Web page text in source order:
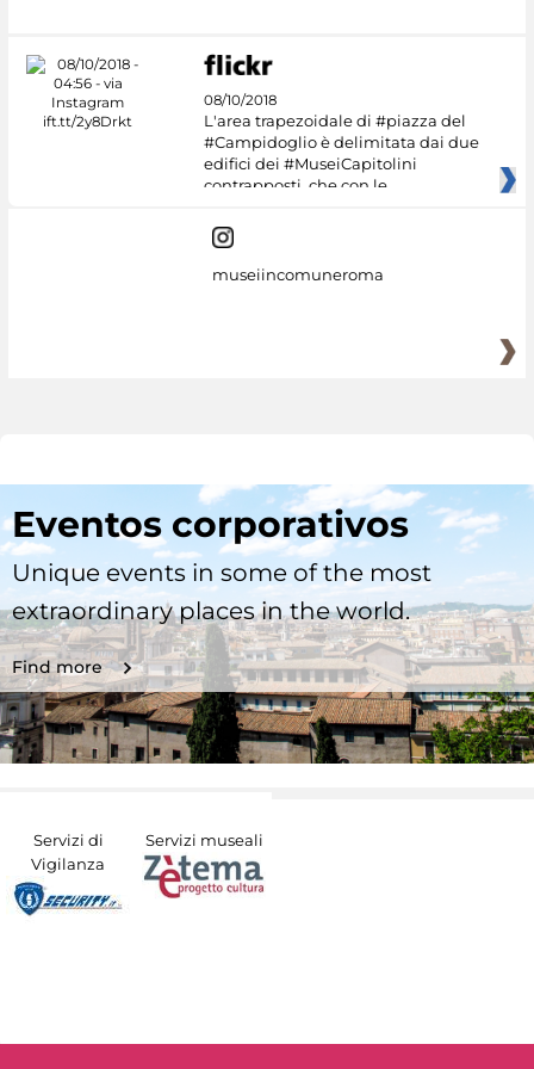
08/10/2018
L'area trapezoidale di #piazza del
#Campidoglio è delimitata dai due
edifici dei #MuseiCapitolini
contrapposti, che con le
museiincomuneroma
Eventos corporativos
Unique events in some of the most
extraordinary places in the world.
Find more
Servizi di
Vigilanza
Servizi museali